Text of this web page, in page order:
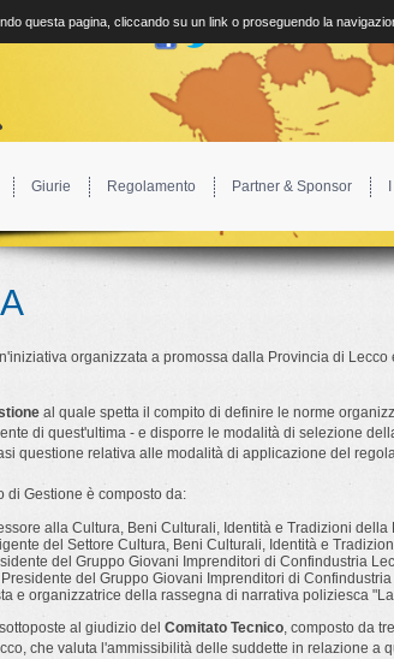
Giurie Regolamento Partner & Sponsor
organizzata a promossa dalla Provincia di
al quale spetta il compito di definire le norme
di quest'ultima - e disporre le modalità di selezione
questione relativa alle modalità di applicazione del
di Gestione è composto da:
alla Cultura, Beni Culturali, Identità e Tradizioni della
del Settore Cultura, Beni Culturali, Identità e
del Gruppo Giovani Imprenditori di Confindustria
Presidente del Gruppo Giovani Imprenditori di
e organizzatrice della rassegna di narrativa poliziesca "
al giudizio del Comitato Tecnico, composto da
che valuta l'ammissibilità delle suddette in relazione a
questa pagina, cliccando su un link o proseguendo la